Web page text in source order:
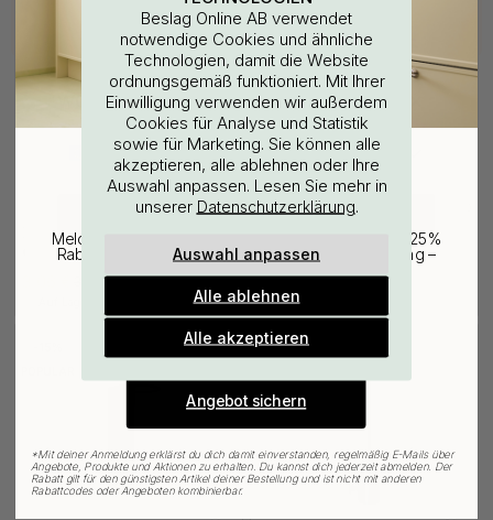
Oberflächenreinigungstuch
3.60 €
14
Base 200 Ersatzrollenhalter -
Mattschwarz
19.55 €23 €
Auf Lager
15
Beslag Online AB verwendet
notwendige Cookies und ähnliche
Technologien, damit die Website
ordnungsgemäß funktioniert. Mit Ihrer
Einwilligung verwenden wir außerdem
Cookies für Analyse und Statistik
sowie für Marketing. Sie können alle
akzeptieren, alle ablehnen oder Ihre
Auswahl anpassen. Lesen Sie mehr in
unserer Datenschutzerklärung.
Auswahl anpassen
Alle ablehnen
Alle akzeptieren
WOULD YOU RATHER VISIT?
EU
CHANGE COUNTRY
25% Rabatt auf deinen
günstigsten Artikel
Melde dich für unseren Newsletter an und erhalte 25%
Rabatt auf den günstigsten Artikel deiner Bestellung –
plus Inspiration und exklusive Angebote.
Gültig bis zum 31. August
Angebot sichern
*Mit deiner Anmeldung erklärst du dich damit einverstanden, regelmäßig E-Mails über
Angebote, Produkte und Aktionen zu erhalten. Du kannst dich jederzeit abmelden. Der
Rabatt gilt für den günstigsten Artikel deiner Bestellung und ist nicht mit anderen
Rabattcodes oder Angeboten kombinierbar.